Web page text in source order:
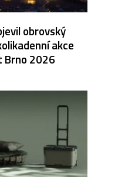
obrovský
akce
Brno 2026